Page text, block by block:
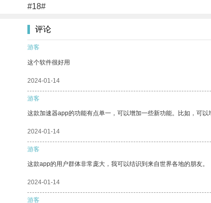
#18#
评论
游客
这个软件很好用
2024-01-14
游客
这款加速器app的功能有点单一，可以增加一些新功能。比如，可
2024-01-14
游客
这款app的用户群体非常庞大，我可以结识到来自世界各地的朋友。
2024-01-14
游客